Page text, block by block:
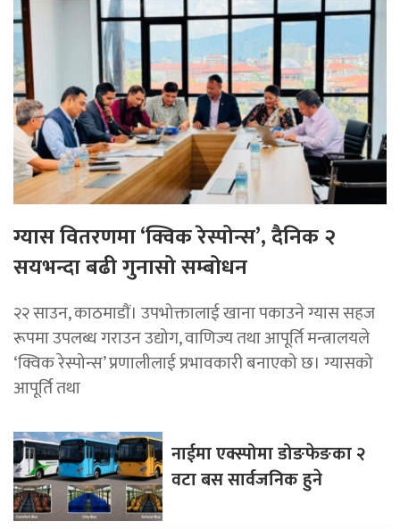
ग्यास वितरणमा ‘क्विक रेस्पोन्स’, दैनिक २
सयभन्दा बढी गुनासो सम्बोधन
२२ साउन, काठमाडाैं। उपभोक्तालाई खाना पकाउने ग्यास सहज
रूपमा उपलब्ध गराउन उद्योग, वाणिज्य तथा आपूर्ति मन्त्रालयले
‘क्विक रेस्पोन्स’ प्रणालीलाई प्रभावकारी बनाएको छ। ग्यासको
आपूर्ति तथा
नाईमा एक्स्पोमा डोङफेङका २
वटा बस सार्वजनिक हुने